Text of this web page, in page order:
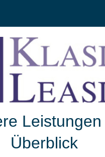
Leistungen
Überblick